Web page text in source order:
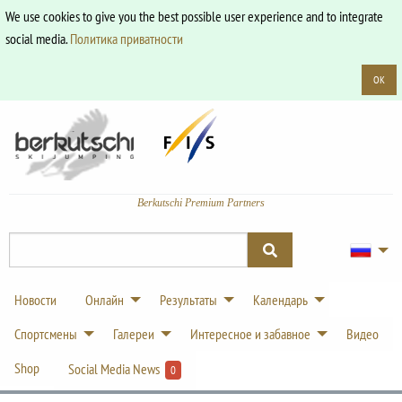
We use cookies to give you the best possible user experience and to integrate
social media.Политика приватности
OK
Berkutschi Premium Partners
Новости Онлайн Результаты
Календарь
Спортсмены
Галереи Интересное и забавное
Видео
Shop
Social Media News 0